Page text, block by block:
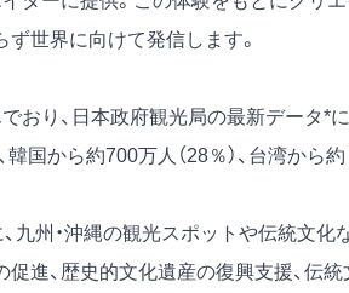
世界に向けて発信します。
おり、日本政府観光局の最新データ*に
国から約700万人（28％）、台湾から約
九州・沖縄の観光スポットや伝統文化
進、歴史的文化遺産の復興支援、伝統